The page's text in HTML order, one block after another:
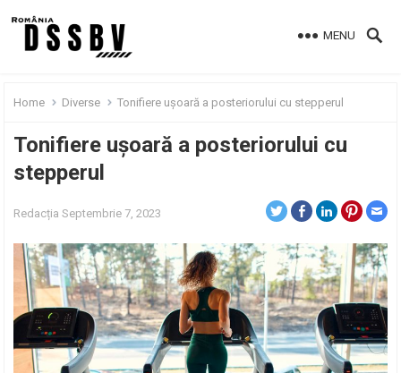
MENU
Home Diverse Tonifiere ușoară a posteriorului cu stepperul
Tonifiere ușoară a posteriorului cu
stepperul
Redacția Septembrie 7, 2023